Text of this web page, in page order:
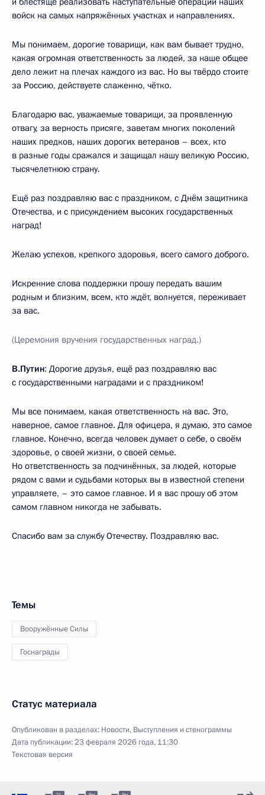
войск на самых напряжённых участках и направлениях.
Мы понимаем, дорогие товарищи, как вам бывает трудно,
какая огромная ответственность за людей, за наше общее
дело лежит на плечах каждого из вас. Но вы твёрдо стоите
за Россию, действуете слаженно, чётко.
Благодарю вас, уважаемые товарищи, за проявленную
отвагу, за верность присяге, заветам многих поколений
наших предков, наших дорогих ветеранов – всех, кто
в разные годы сражался и защищал нашу великую Россию,
тысячелетнюю страну.
Ещё раз поздравляю вас с праздником, с Днём защитника
Отечества, и с присуждением высоких государственных
наград!
Желаю успехов, крепкого здоровья, всего самого доброго.
Искренние слова поддержки прошу передать вашим
родным и близким, всем, кто ждёт, волнуется, переживает
за вас.
(Церемония вручения государственных наград.)
В.Путин: Дорогие друзья, ещё раз поздравляю вас
с государственными наградами и с праздником!
Мы все понимаем, какая ответственность на вас. Это,
наверное, самое главное. Для офицера, я думаю, это самое
главное. Конечно, всегда человек думает о себе, о своём
здоровье, о своей жизни, о своей семье.
Но ответственность за подчинённых, за людей, которые
рядом с вами и судьбами которых вы в известной степени
управляете, – это самое главное. И я вас прошу об этом
самом главном никогда не забывать.
Спасибо вам за службу Отечеству. Поздравляю вас.
Темы
Вооружённые Силы
Госнаграды
Статус материала
Опубликован в разделах: Новости, Выступления и стенограммы
Дата публикации:23 февраля 2026 года, 11:30
Текстовая версия